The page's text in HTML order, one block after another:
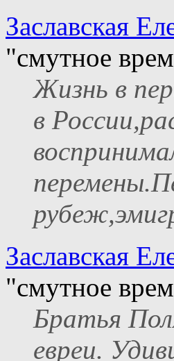
Заславская
"смутное
Жизнь в
в
Заславская
"смутное
Братья
евреи.